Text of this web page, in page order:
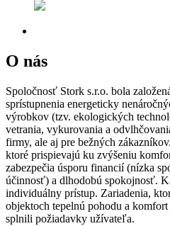
O nás
Spoločnosť Stork s.r.o. bola
sprístupnenia energeticky
výrobkov (tzv. ekologických
vetrania, vykurovania a
firmy, ale aj pre bežných
ktoré prispievajú ku zvýšeniu
zabezpečia úsporu financií (nízka
účinnosť) a dlhodobú spokojnosť.
individuálny prístup. Zariadenia,
objektoch tepelnú pohodu a
splnili požiadavky užívateľa.